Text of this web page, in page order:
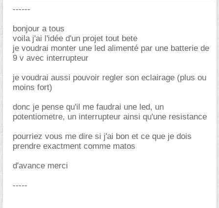
------
bonjour a tous
voila j'ai l'idée d'un projet tout bete
je voudrai monter une led alimenté par une batterie de
9 v avec interrupteur
je voudrai aussi pouvoir regler son eclairage (plus ou
moins fort)
donc je pense qu'il me faudrai une led, un
potentiometre, un interrupteur ainsi qu'une resistance
pourriez vous me dire si j'ai bon et ce que je dois
prendre exactment comme matos
d'avance merci
-----